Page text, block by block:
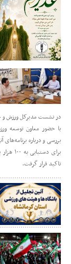
در نشست مدیرکل ورزش و
بررسی و درباره
برای
تاکید قرار گرفت.